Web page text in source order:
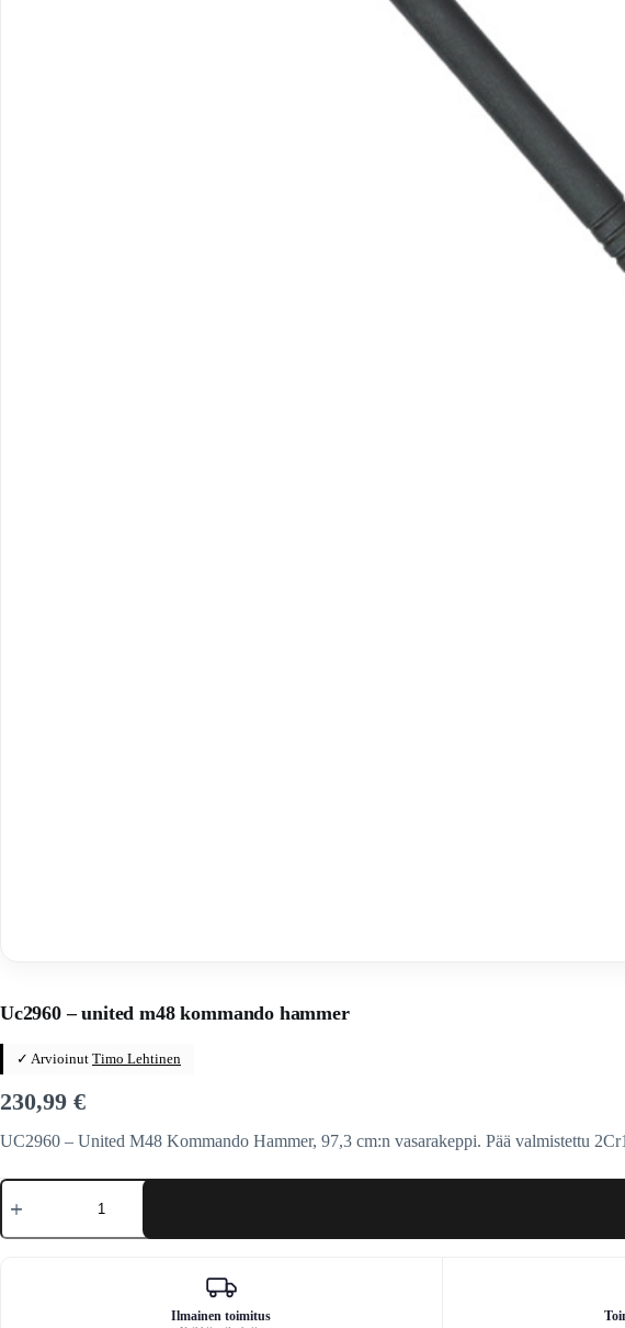
Uc2960 – united m48 kommando hammer
✓ Arvioinut Timo Lehtinen
230,99 €
UC2960 – United M48 Kommando Hammer, 97,3 cm:n vasarakeppi. Pää valmistettu
Uc2960
m48
Ilmainen toimitus